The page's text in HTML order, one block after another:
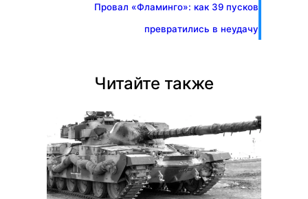
Провал «Фламинго»: как 39 пусков
превратились в неудачу
Читайте также